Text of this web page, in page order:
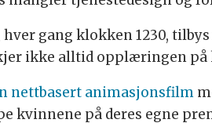
hver gang klokken 1230,
ikke alltid opplæringen på
nettbasert animasjonsfilm
kvinnene på deres egne